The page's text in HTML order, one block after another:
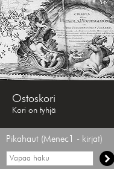
Ostoskori
Kori on tyhjä
Pikahaut (Menec1 - kirjat)
Vapaa
haku